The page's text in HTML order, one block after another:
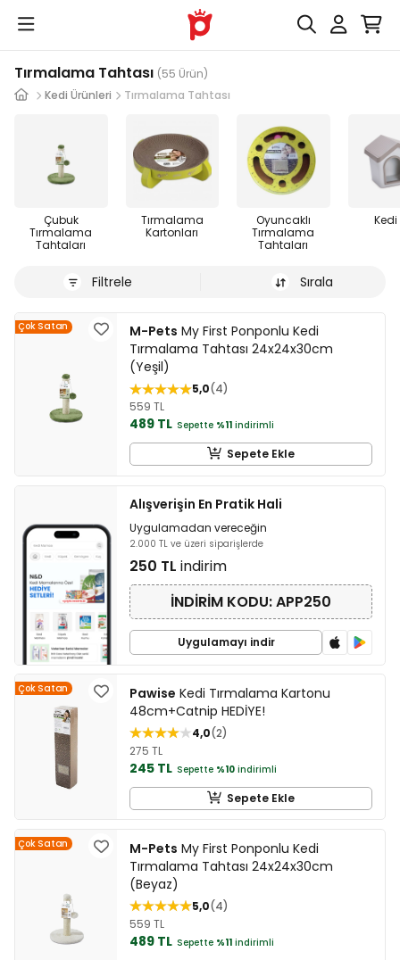
Tırmalama Tahtası (55 Ürün)
Kedi Ürünleri
Tırmalama Tahtası
Çubuk
Tırmalama
Tahtaları
Tırmalama
Kartonları
Oyuncaklı
Tırmalama
Tahtaları
Kedi
Filtrele Sırala
Çok Satan M-Pets My First Ponponlu Kedi
Tırmalama Tahtası 24x24x30cm
(Yeşil)
5,0 4
559 TL
489 TL Sepette %11 indirimli
Sepete Ekle
Alışverişin En Pratik Hali
Uygulamadan vereceğin
2.000 TL ve üzeri siparişlerde
250 TL indirim
İNDİRİM KODU: APP250
Uygulamayı indir
Çok Satan Pawise Kedi Tırmalama Kartonu
48cm+Catnip HEDİYE!
4,0 2
275 TL
245 TL Sepette %10 indirimli
Sepete Ekle
Çok Satan M-Pets My First Ponponlu Kedi
Tırmalama Tahtası 24x24x30cm
(Beyaz)
5,0 4
559 TL
489 TL Sepette %11 indirimli